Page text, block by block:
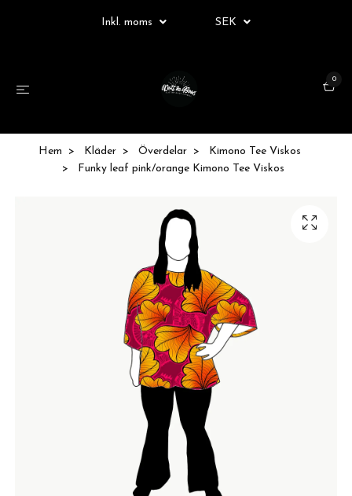
Inkl. moms SEK
0
Hem Kläder Överdelar
Kimono Tee Viskos
Funky leaf pink/orange Kimono Tee Viskos